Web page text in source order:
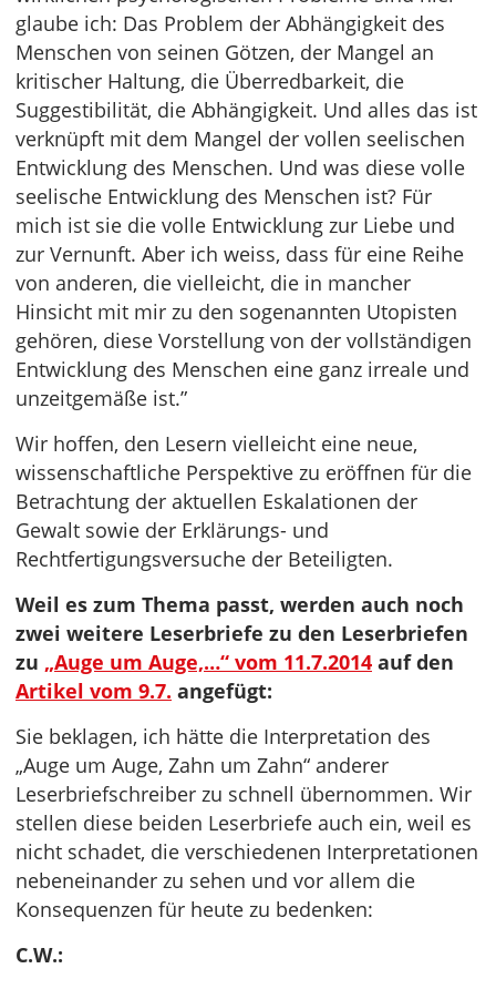
glaube ich: Das Problem der Abhängigkeit des
Menschen von seinen Götzen, der Mangel an
kritischer Haltung, die Überredbarkeit, die
Suggestibilität, die Abhängigkeit. Und alles das ist
verknüpft mit dem Mangel der vollen seelischen
Entwicklung des Menschen. Und was diese volle
seelische Entwicklung des Menschen ist? Für
mich ist sie die volle Entwicklung zur Liebe und
zur Vernunft. Aber ich weiss, dass für eine Reihe
von anderen, die vielleicht, die in mancher
Hinsicht mit mir zu den sogenannten Utopisten
gehören, diese Vorstellung von der vollständigen
Entwicklung des Menschen eine ganz irreale und
unzeitgemäße ist.”
Wir hoffen, den Lesern vielleicht eine neue,
wissenschaftliche Perspektive zu eröffnen für die
Betrachtung der aktuellen Eskalationen der
Gewalt sowie der Erklärungs- und
Rechtfertigungsversuche der Beteiligten.
Weil es zum Thema passt, werden auch noch
zwei weitere Leserbriefe zu den Leserbriefen
zu „Auge um Auge,…“ vom 11.7.2014 auf den
Artikel vom 9.7. angefügt:
Sie beklagen, ich hätte die Interpretation des
„Auge um Auge, Zahn um Zahn“ anderer
Leserbriefschreiber zu schnell übernommen. Wir
stellen diese beiden Leserbriefe auch ein, weil es
nicht schadet, die verschiedenen Interpretationen
nebeneinander zu sehen und vor allem die
Konsequenzen für heute zu bedenken:
C.W.: